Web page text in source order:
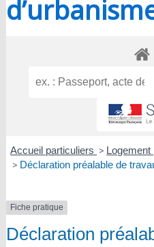
Accueil particuliers > Logement
> Déclaration préalable de
Fiche pratique
Déclaration